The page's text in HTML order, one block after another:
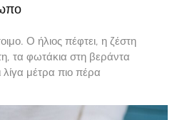
Ο ήλιος πέφτει, η ζέστη
τα φωτάκια στη βεράντα
μέτρα πιο πέρα